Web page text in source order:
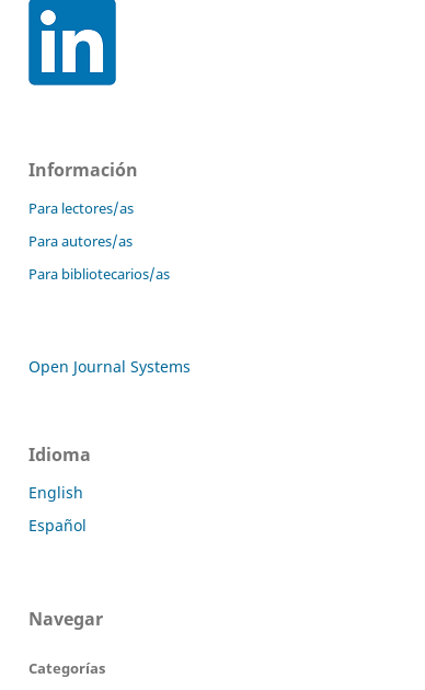
Información
Para lectores/as
Para autores/as
Para bibliotecarios/as
Open Journal Systems
Idioma
English
Español
Navegar
Categorías